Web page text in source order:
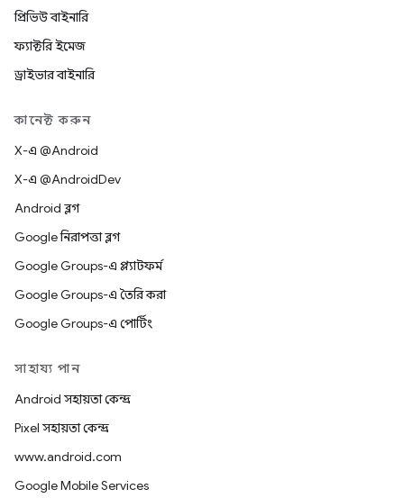
প্রিভিউ বাইনারি
ফ্যাক্টরি ইমেজ
ড্রাইভার বাইনারি
কানেক্ট করুন
X-এ @Android
X-এ @AndroidDev
Android ব্লগ
Google নিরাপত্তা ব্লগ
Google Groups-এ প্ল্যাটফর্ম
Google Groups-এ তৈরি করা
Google Groups-এ পোর্টিং
সাহায্য পান
Android সহায়তা কেন্দ্র
Pixel সহায়তা কেন্দ্র
www.android.com
Google Mobile Services